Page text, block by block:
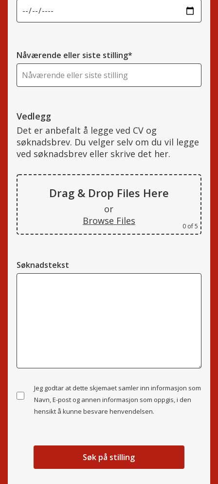
Nåværende eller siste stilling*
Vedlegg
Det er anbefalt å legge ved CV og
søknadsbrev. Du velger selv om du vil legge
ved søknadsbrev eller skrive det her.
Drag & Drop Files Here
or
Browse Files
0 of 5
Søknadstekst
Jeg godtar at dette skjemaet samler inn informasjon som
Navn, E-post og annen informasjon som oppgis, i den
hensikt å kunne besvare henvendelsen.